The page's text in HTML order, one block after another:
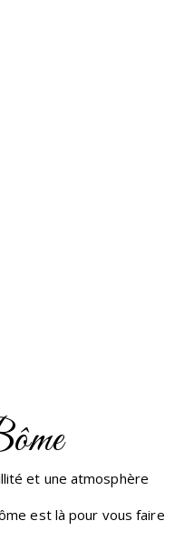
et une atmosphère
est là pour vous faire